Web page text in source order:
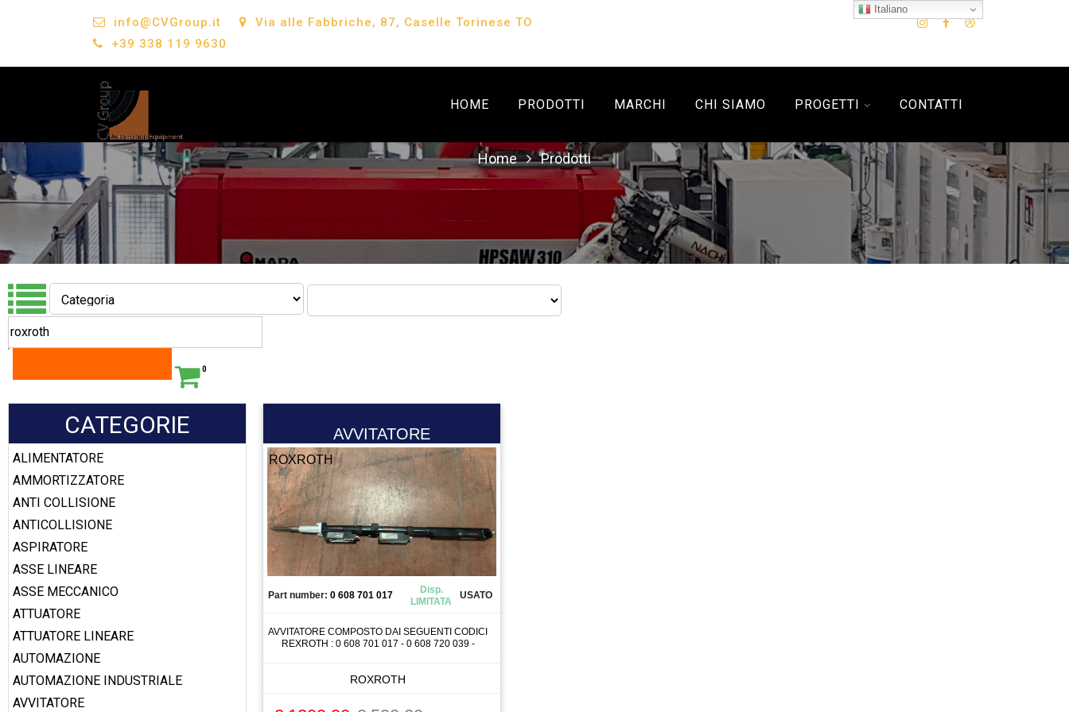
info@CVGroup.it
Via alle Fabbriche, 87, Caselle Torinese TO
+39 338 119 9630
HOME PRODOTTI MARCHI CHI SIAMO PROGETTI CONTATTI
Home Prodotti
0
CATEGORIE
ALIMENTATORE
AMMORTIZZATORE
ANTI COLLISIONE
ANTICOLLISIONE
ASPIRATORE
ASSE LINEARE
ASSE MECCANICO
ATTUATORE
ATTUATORE LINEARE
AUTOMAZIONE
AUTOMAZIONE INDUSTRIALE
AVVITATORE
AVVITATORE
ROXROTH
Part number: 0 608 701 017
Disp.
LIMITATA
USATO
AVVITATORE COMPOSTO DAI SEGUENTI CODICI
REXROTH : 0 608 701 017 - 0 608 720 039 -
ROXROTH
Italiano